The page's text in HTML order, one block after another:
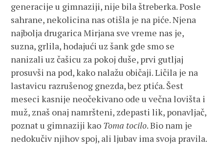
generacije u gimnaziji, nije bila štreberka. Posle
sahrane, nekolicina nas otišla je na piće. Njena
najbolja drugarica Mirjana sve vreme nas je,
suzna, grlila, hodajući uz šank gde smo se
nanizali uz čašicu za pokoj duše, prvi gutljaj
prosuvši na pod, kako nalažu običaji. Ličila je na
lastavicu razrušenog gnezda, bez ptića. Šest
meseci kasnije neočekivano ode u večna lovišta i
muž, znaš onaj namršteni, zdepasti lik, ponavljač,
poznat u gimnaziji kao Toma tocilo. Bio nam je
nedokučiv njihov spoj, ali ljubav ima svoja pravila.